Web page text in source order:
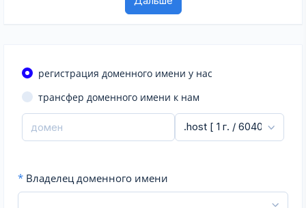
регистрация доменного имени у нас
трансфер доменного имени к нам
* Владелец доменного имени